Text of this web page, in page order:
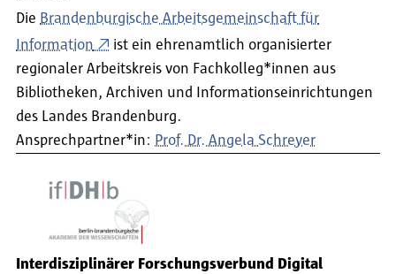
Die Brandenburgische Arbeitsgemeinschaft für
Information
ist ein ehrenamtlich organisierter
regionaler Arbeitskreis von Fachkolleg*innen aus
Bibliotheken, Archiven und Informationseinrichtungen
des Landes Brandenburg.
Ansprechpartner*in: Prof. Dr. Angela Schreyer
Interdisziplinärer Forschungsverbund Digital